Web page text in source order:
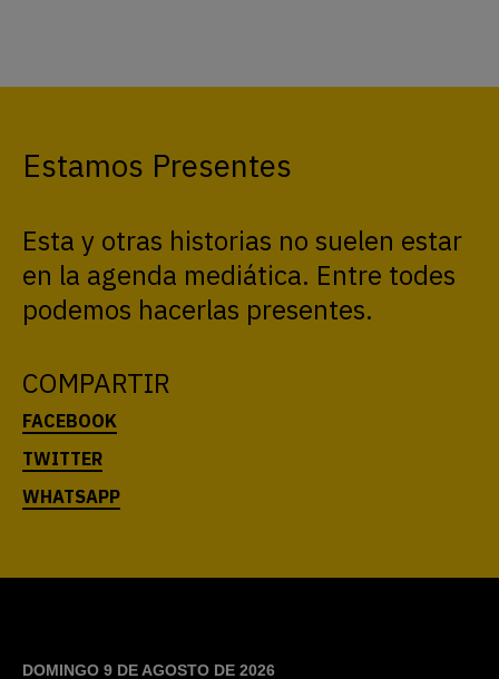
Estamos Presentes
Esta y otras historias no suelen estar
en la agenda mediática. Entre todes
podemos hacerlas presentes.
COMPARTIR
DOMINGO 9 DE AGOSTO DE 2026